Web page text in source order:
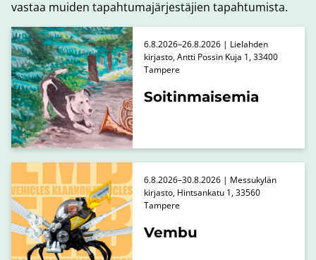
vastaa muiden tapahtumajärjestäjien tapahtumista.
Soitinmaisemia
6.8.2026–26.8.2026 | Lielahden
kirjasto, Antti Possin Kuja 1, 33400
Tampere
Vembu
6.8.2026–30.8.2026 | Messukylän
kirjasto, Hintsankatu 1, 33560
Tampere